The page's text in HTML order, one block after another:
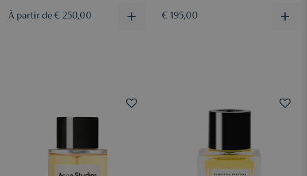
À partir de € 250,00 € 195,00